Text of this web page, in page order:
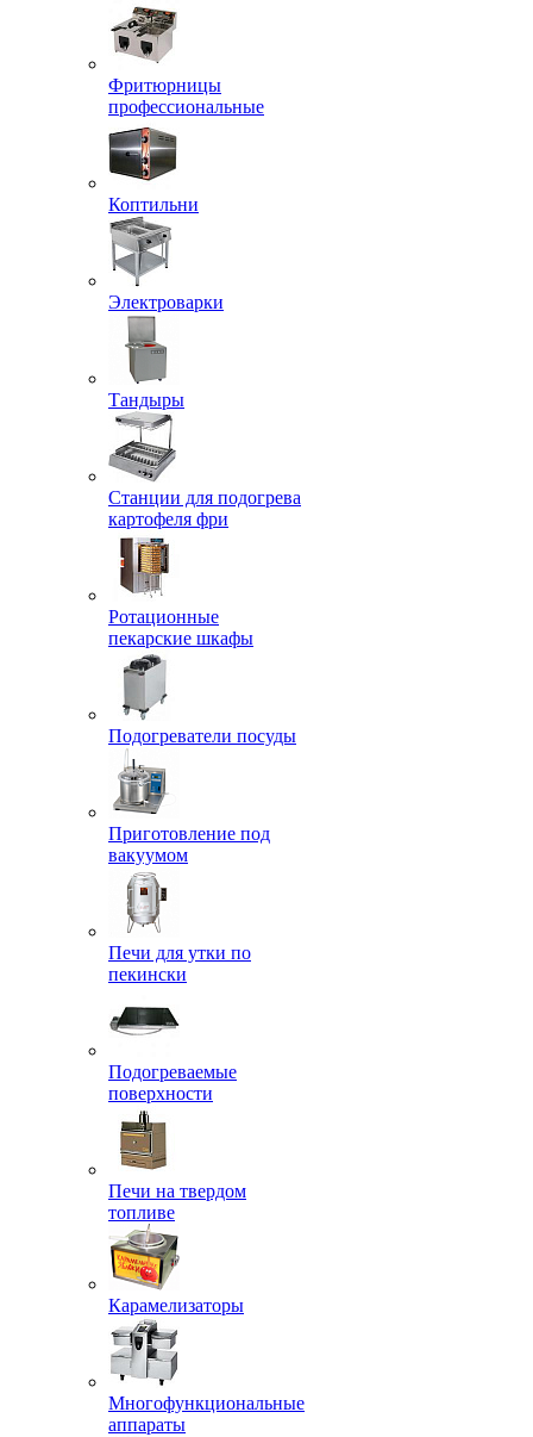
Фритюрницы
профессиональные
Коптильни
Электроварки
Тандыры
Станции для подогрева
картофеля фри
Ротационные
пекарские шкафы
Подогреватели посуды
Приготовление под
вакуумом
Печи для утки по
пекински
Подогреваемые
поверхности
Печи на твердом
топливе
Карамелизаторы
Многофункциональные
аппараты